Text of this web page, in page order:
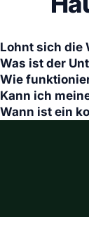
Lohnt sich die
Was ist der
Wie
Kann ich
Wann ist ein